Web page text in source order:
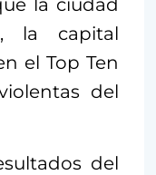
la ciudad
la capital
el Top Ten
del
del